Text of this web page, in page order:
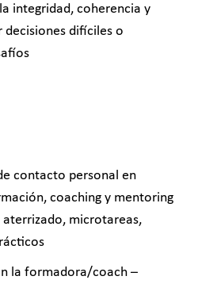
integridad, coherencia y
difíciles o
contacto personal en
coaching y mentoring
microtareas,
la formadora/coach –